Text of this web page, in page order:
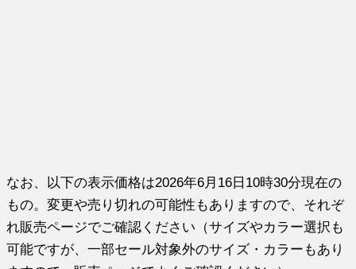
なお、以下の表示価格は2026年6月16日10時30分現在の
もの。変更や売り切れの可能性もありますので、それぞ
れ販売ページでご確認ください（サイズやカラー選択も
可能ですが、一部セール対象外のサイズ・カラーもあり